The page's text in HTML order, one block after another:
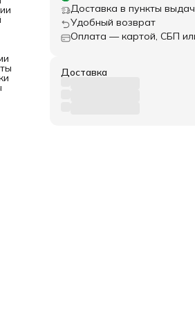
и
Доставка в пункты
Удобный возврат
Оплата — картой, СБП
Доставка